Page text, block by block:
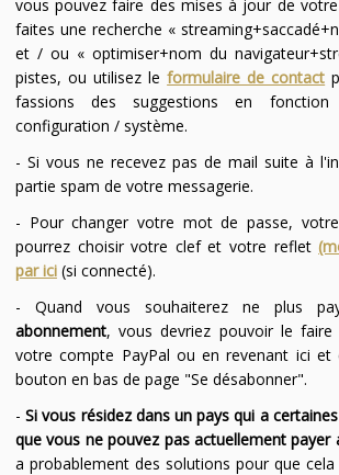
vous pouvez faire des mises à jour de
faites une recherche «
et / ou « optimiser+nom du
pistes, ou utilisez leformulaire de contact
fassions des suggestions en
configuration / système.
- Si vous ne recevez pas de mail suite à
partie spam de votre messagerie.
- Pour changer votre mot de passe,
pourrez choisir votre clef et votre reflet
par ici(si connecté).
- Quand vous souhaiterez ne plus
abonnement, vous devriez pouvoir le faire
votre compte PayPal ou en revenant ici et
bouton en bas de page "Se désabonner".
-Si vous résidez dans un pays qui a
que vous ne pouvez pas actuellement payer
a probablement des solutions pour que